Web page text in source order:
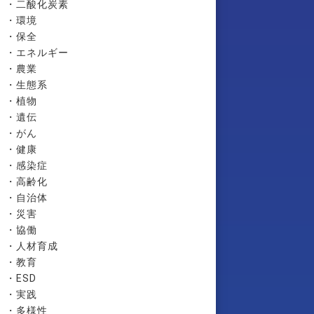
・二酸化炭素
・環境
・保全
・エネルギー
・農業
・生態系
・植物
・遺伝
・がん
・健康
・感染症
・高齢化
・自治体
・災害
・協働
・人材育成
・教育
・ESD
・実践
・多様性